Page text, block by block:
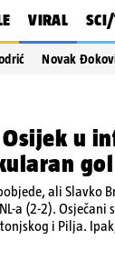
VIRAL SCI/
Novak
u
gol
ali Slavko
a (2-2).
i Pilja.